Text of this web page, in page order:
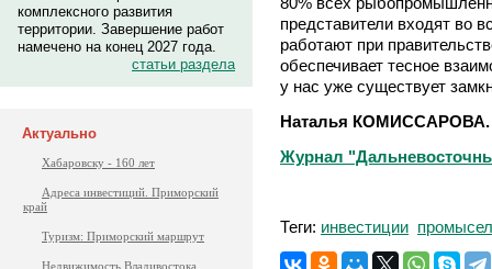
комплексного развития
территории. Завершение работ
намечено на конец 2027 года.
статьи раздела
Актуально
Хабаровску - 160 лет
Адреса инвестиций. Приморский
край
Туризм: Приморский маршрут
Недвижимость Владивостока
представители входят во
работают при
обеспечивает тесное
у нас уже существует
Наталья КОМИССАРОВА.
Журнал
Теги: инвестиции промысел